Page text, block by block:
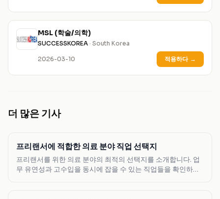
MSL (학술/의학)
SUCCESSKOREA · South Korea
2026-03-10 적용하다 →
더 많은 기사
프리랜서에 적합한 의료 분야 직업 선택지
프리랜서를 위한 의료 분야의 최적의 선택지를 소개합니다. 업
무 유연성과 고수입을 동시에 잡을 수 있는 직업들을 확인하세